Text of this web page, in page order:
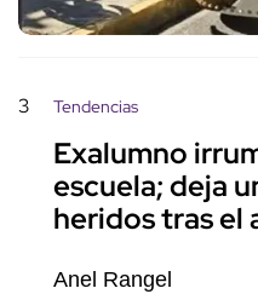
3 Tendencias
Exalumno
escuela; deja
heridos tras el
Anel Rangel